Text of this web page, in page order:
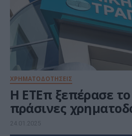
ΧΡΗΜΑΤΟΔΟΤΗΣΕΙΣ
Η ΕΤΕπ ξεπέρασε το
πράσινες
24.01.2025